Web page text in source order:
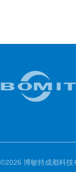
©2026 博敏特成都科技